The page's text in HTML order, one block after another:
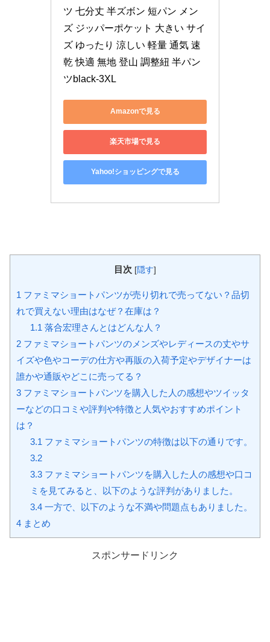
ツ 七分丈 半ズボン 短パン メン
ズ ジッパーポケット 大きい サイ
ズ ゆったり 涼しい 軽量 通気 速
乾 快適 無地 登山 調整紐 半パン
ツblack-3XL
Amazonで見る
楽天市場で見る
Yahoo!ショッピングで見る
目次 [隠す]
1 ファミマショートパンツが売り切れで売ってない？品切
れで買えない理由はなぜ？在庫は？
1.1 落合宏理さんとはどんな人？
2 ファミマショートパンツのメンズやレディースの丈やサ
イズや色やコーデの仕方や再販の入荷予定やデザイナーは
誰かや通販やどこに売ってる？
3 ファミマショートパンツを購入した人の感想やツイッタ
ーなどの口コミや評判や特徴と人気やおすすめポイント
は？
3.1 ファミマショートパンツの特徴は以下の通りです。
3.2
3.3ファミマショートパンツを購入した人の感想や口コ
ミを見てみると、以下のような評判がありました。
3.4一方で、以下のような不満や問題点もありました。
4 まとめ
スポンサードリンク